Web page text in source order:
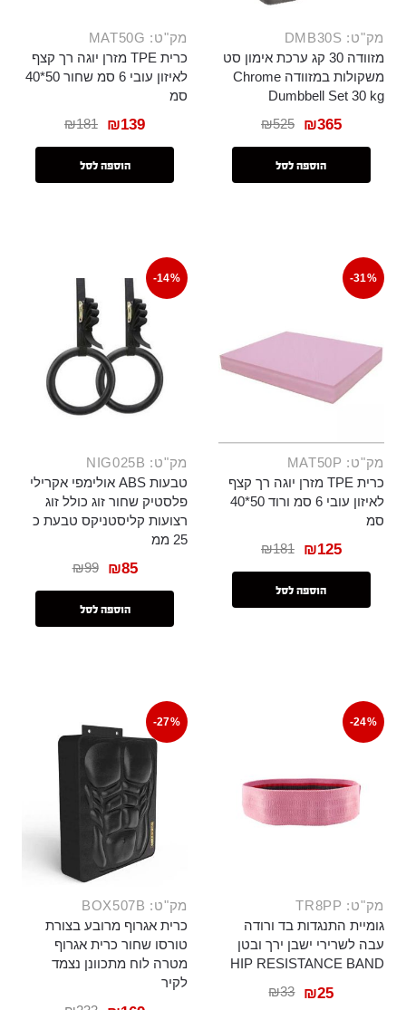
מק"ט: DMB30S
מזוודה 30 קג ערכת אימון סט
משקולות במזוודה Chrome
Dumbbell Set 30 kg
₪525 ₪365
הוספה לסל
מק"ט: MAT50G
כרית TPE מזרן יוגה רך קצף
לאיזון עובי 6 סמ שחור 50*40
סמ
₪181 ₪139
הוספה לסל
-31%
מק"ט: MAT50P
כרית TPE מזרן יוגה רך קצף
לאיזון עובי 6 סמ ורוד 50*40
סמ
₪181 ₪125
הוספה לסל
-14%
מק"ט: NIG025B
טבעות ABS אולימפי אקרילי
פלסטיק שחור זוג כולל זוג
רצועות קליסטניקס טבעת כ
25 ממ
₪99 ₪85
הוספה לסל
-24%
מק"ט: TR8PP
גומיית התנגדות בד ורודה
עבה לשרירי ישבן ירך ובטן
HIP RESISTANCE BAND
₪33 ₪25
-27%
מק"ט: BOX507B
כרית אגרוף מרובע בצורת
טורסו שחור כרית אגרוף
מטרה לוח מתכוונן נצמד
לקיר